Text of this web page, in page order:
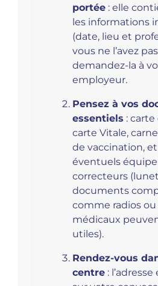
portée : elle
les informations
(date, lieu et
vous ne l’avez
demandez-la à
employeur.
Pensez à vos
essentiels : carte
carte Vitale,
de vaccination,
éventuels
correcteurs
documents
comme radios
médicaux
utiles).
Rendez-vous
centre :